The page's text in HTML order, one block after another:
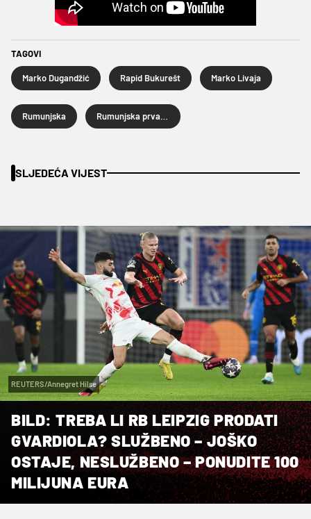
TAGOVI
Marko Dugandžić Rapid Bukurešt Marko Livaja
Rumunjska
SLJEDEĆA VIJEST
REUTERS/Annegret Hilse
BILD: TREBA LI RB LEIPZIG PRODATI
GVARDIOLA? SLUŽBENO – JOŠKO
OSTAJE, NESLUŽBENO – PONUDITE 100
MILIJUNA EURA